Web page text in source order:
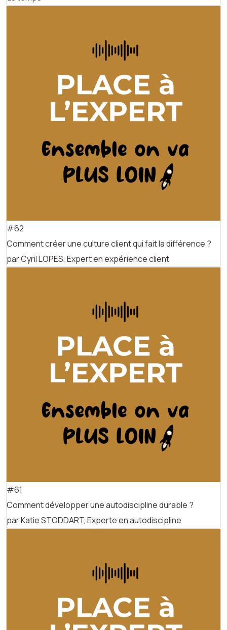
#62
Comment créer une culture client qui fait la différence ?
par Cyril LOPES, Expert en expérience client
#61
Comment développer une autodiscipline durable ?
par Katie STODDART, Experte en autodiscipline